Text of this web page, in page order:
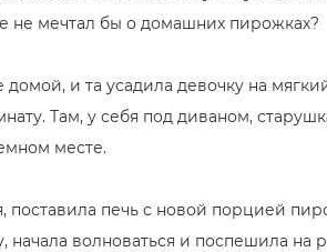
не мечтал бы о домашних пирожках?
и та усадила девочку на
Там, у себя под диваном,
месте.
поставила печь с новой порцией
волноваться и поспешила на